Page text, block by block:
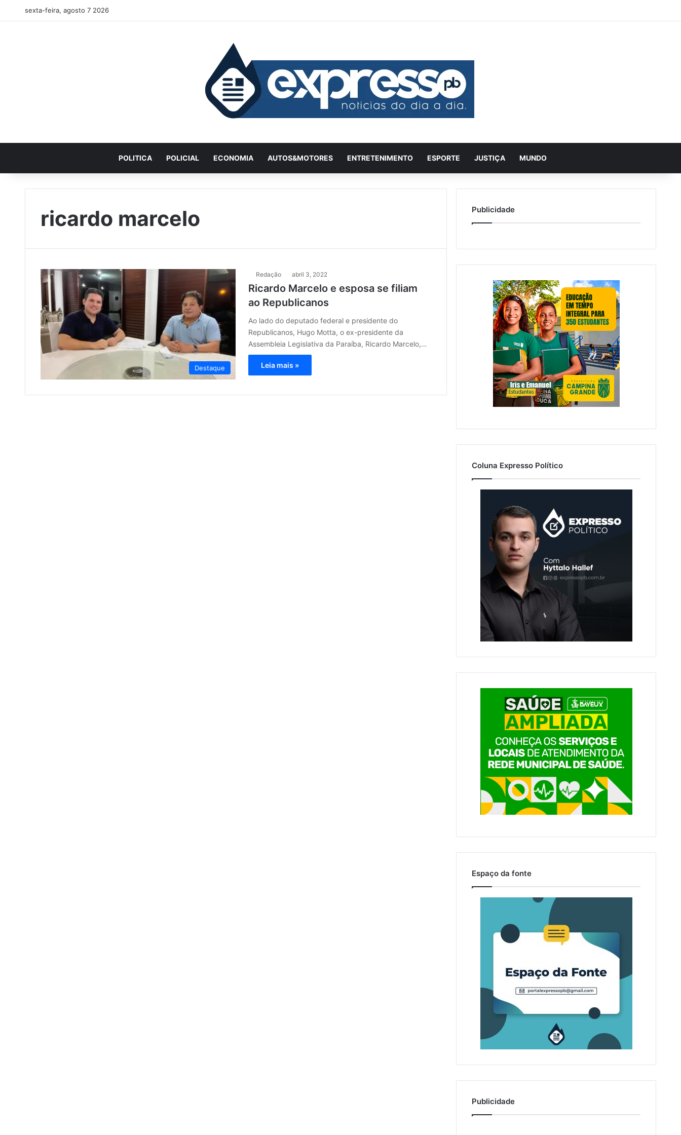
sexta-feira, agosto 7 2026
POLITICA POLICIAL ECONOMIA AUTOS&MOTORES ENTRETENIMENTO ESPORTE JUSTIÇA MUNDO
ricardo marcelo
Destaque
Redação abril 3, 2022
Ricardo Marcelo e esposa se filiam
ao Republicanos
Ao lado do deputado federal e presidente do
Republicanos, Hugo Motta, o ex-presidente da
Assembleia Legislativa da Paraíba, Ricardo Marcelo,…
Leia mais »
Publicidade
Coluna Expresso Político
Espaço da fonte
Publicidade